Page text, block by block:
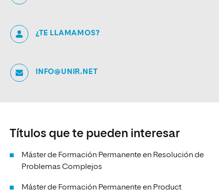
¿TE LLAMAMOS?
INFO@UNIR.NET
Títulos que te pueden interesar
Máster de Formación Permanente en Resolución de
Problemas Complejos
Máster de Formación Permanente en Product